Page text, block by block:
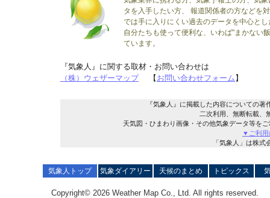
タを入手したい方、 報道関係者の方などを
では手に入りにくい過去のデータを中心と
自分たちも使って便利な、いわば"まかない
ています。
『気象人』に関する取材・お問い合わせは
（株）ウェザーマップ【 お問い合わせフォーム 】
『気象人』に掲載した内容についての
二次利用、無断転載、
天気図・ひまわり画像・その他気象データ等を
▼ご利用
「気象人」は株
気象人トップ 気象ダイアリー 天候のまとめ トピックス
Copyright© 2026 Weather Map Co., Ltd. All rights reserved.